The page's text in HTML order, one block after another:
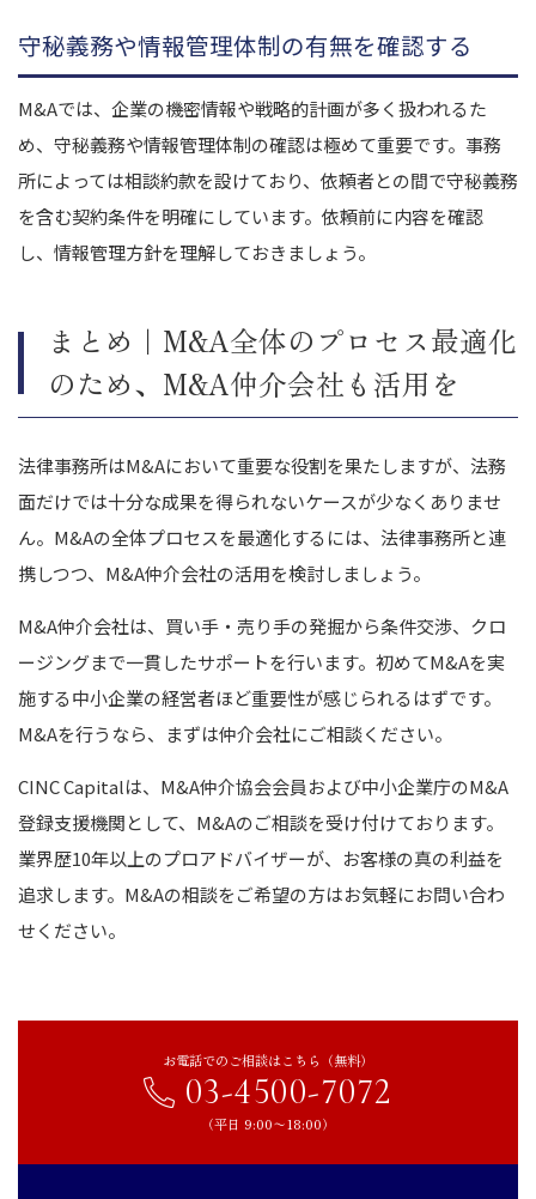
守秘義務や情報管理体制の有無を確認する
M&Aでは、企業の機密情報や戦略的計画が多く扱われるた
め、守秘義務や情報管理体制の確認は極めて重要です。事務
所によっては相談約款を設けており、依頼者との間で守秘義務
を含む契約条件を明確にしています。依頼前に内容を確認
し、情報管理方針を理解しておきましょう。
まとめ｜M&A全体のプロセス最適化
のため、M&A仲介会社も活用を
法律事務所はM&Aにおいて重要な役割を果たしますが、法務
面だけでは十分な成果を得られないケースが少なくありませ
ん。M&Aの全体プロセスを最適化するには、法律事務所と連
携しつつ、M&A仲介会社の活用を検討しましょう。
M&A仲介会社は、買い手・売り手の発掘から条件交渉、クロ
ージングまで一貫したサポートを行います。初めてM&Aを実
施する中小企業の経営者ほど重要性が感じられるはずです。
M&Aを行うなら、まずは仲介会社にご相談ください。
CINC Capitalは、M&A仲介協会会員および中小企業庁のM&A
登録支援機関として、M&Aのご相談を受け付けております。
業界歴10年以上のプロアドバイザーが、お客様の真の利益を
追求します。M&Aの相談をご希望の方はお気軽にお問い合わ
せください。
お電話でのご相談はこちら（無料）
03-4500-7072
（平日 9:00〜18:00）